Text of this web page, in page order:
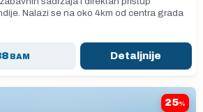
Nalazi se na oko 4km od centra grada
BAM Detaljnije
25%